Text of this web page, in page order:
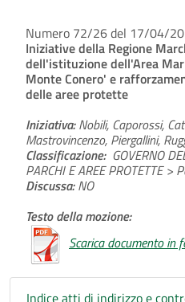
Numero 72/26 del 17/04/
Iniziative della Regione
dell'istituzione dell'Area
Monte Conero' e
delle aree protette
Iniziativa:Nobili, Caporossi,
Mastrovincenzo, Piergallini,
Classificazione: GOVERNO
PARCHI E AREE PROTETTE >
Discussa:NO
Testo della mozione:
Scarica documento in
Indice atti di indirizzo e